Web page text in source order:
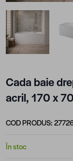
View larger
Cada baie
acril, 170 x
COD PRODUS:
În stoc